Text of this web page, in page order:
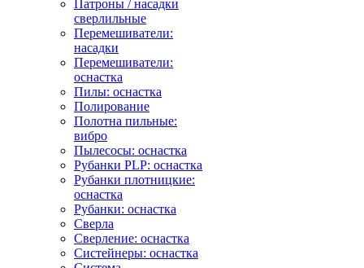
Патроны / насадки
сверлильные
Перемешиватели:
насадки
Перемешиватели:
оснастка
Пилы: оснастка
Полирование
Полотна пильные:
вибро
Пылесосы: оснастка
Рубанки PLP: оснастка
Рубанки плотницкие:
оснастка
Рубанки: оснастка
Сверла
Сверление: оснастка
Систейнеры: оснастка